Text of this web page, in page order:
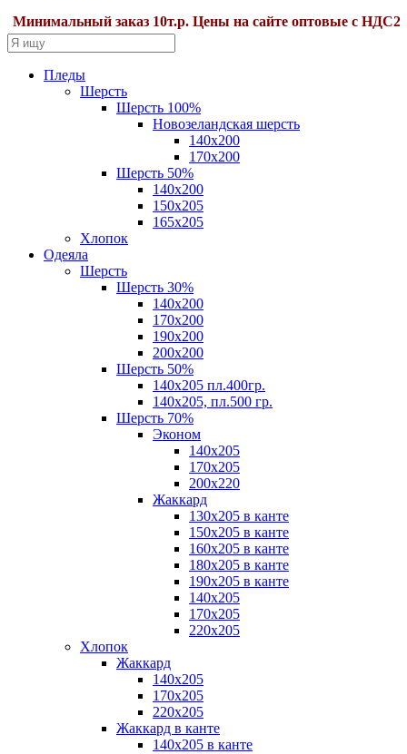
заказ 10т.р. Цены на сайте оптовые с
Пледы
Шерсть
Шерсть 100%
Новозеландская шерсть
140х200
170x200
Шерсть 50%
140x200
150х205
165х205
Хлопок
Одеяла
Шерсть
Шерсть 30%
140х200
170х200
190х200
200х200
Шерсть 50%
140х205 пл.400гр.
140х205, пл.500 гр.
Шерсть 70%
Эконом
140х205
170х205
200х220
Жаккард
130х205 в канте
150х205 в канте
160х205 в канте
180х205 в канте
190х205 в канте
140х205
170х205
220х205
Хлопок
Жаккард
140x205
170х205
220х205
Жаккард в канте
140х205 в канте